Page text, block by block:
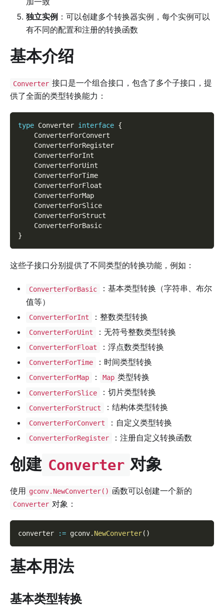
独立实例 ：可以创建多个转换器实例，每个实例可以
有不同的配置和注册的转换函数
基本介绍
Converter 接口是一个组合接口，包含了多个子接口，提
供了全面的类型转换能力：
type Converter interface {
	ConverterForConvert
	ConverterForRegister
	ConverterForInt
	ConverterForUint
	ConverterForTime
	ConverterForFloat
	ConverterForMap
	ConverterForSlice
	ConverterForStruct
	ConverterForBasic
}
这些子接口分别提供了不同类型的转换功能，例如：
ConverterForBasic
：基本类型转换（字符串、布尔
值等）
ConverterForInt ：整数类型转换
ConverterForUint ：无符号整数类型转换
ConverterForFloat ：浮点数类型转换
ConverterForTime ：时间类型转换
ConverterForMap ： Map 类型转换
ConverterForSlice ：切片类型转换
ConverterForStruct ：结构体类型转换
ConverterForConvert ：自定义类型转换
ConverterForRegister ：注册自定义转换函数
创建 Converter 对象
使用 gconv.NewConverter() 函数可以创建一个新的
Converter 对象：
converter := gconv. NewConverter( )
基本用法
基本类型转换